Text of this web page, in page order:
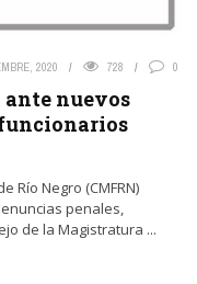
2020 728 0
nuevos
Río Negro (CMFRN)
penales,
de la Magistratura ...